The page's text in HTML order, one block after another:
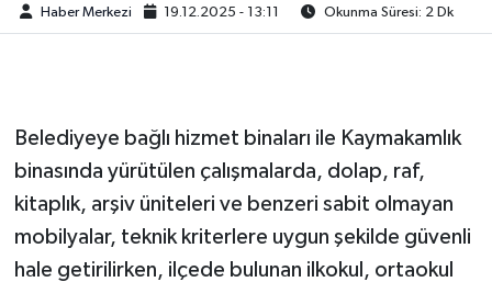
Haber Merkezi 19.12.2025 - 13:11 Okunma Süresi: 2 Dk
Belediyeye bağlı hizmet binaları ile Kaymakamlık
binasında yürütülen çalışmalarda, dolap, raf,
kitaplık, arşiv üniteleri ve benzeri sabit olmayan
mobilyalar, teknik kriterlere uygun şekilde güvenli
hale getirilirken, ilçede bulunan ilkokul, ortaokul